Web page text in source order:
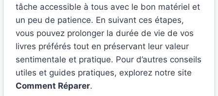
tâche accessible à tous avec le bon matériel et
un peu de patience. En suivant ces étapes,
vous pouvez prolonger la durée de vie de vos
livres préférés tout en préservant leur valeur
sentimentale et pratique. Pour d’autres conseils
utiles et guides pratiques, explorez notre site
Comment Réparer.